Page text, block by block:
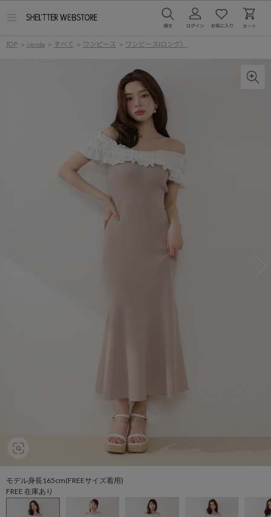
ー
TOP > rienda > すべて > ワンピース > ワンピース(ロング）
モデル身長165cm(FREEサイズ着用)
FREE 在庫あり